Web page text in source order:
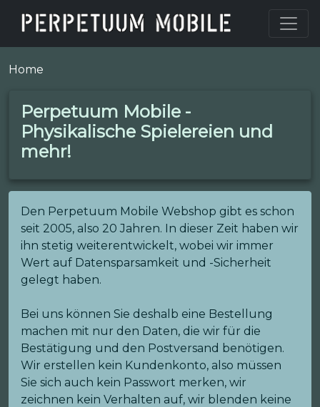
Home
Perpetuum Mobile -
Physikalische Spielereien und
mehr!
Den Perpetuum Mobile Webshop gibt es schon
seit 2005, also 20 Jahren. In dieser Zeit haben wir
ihn stetig weiterentwickelt, wobei wir immer
Wert auf Datensparsamkeit und -Sicherheit
gelegt haben.
Bei uns können Sie deshalb eine Bestellung
machen mit nur den Daten, die wir für die
Bestätigung und den Postversand benötigen.
Wir erstellen kein Kundenkonto, also müssen
Sie sich auch kein Passwort merken, wir
zeichnen kein Verhalten auf, wir blenden keine